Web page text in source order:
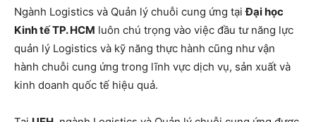
Ngành Logistics và Quản lý chuỗi cung ứng tạiĐại học
Kinh tế TP. HCM luôn chú trọng vào việc đầu tư năng lực
quản lý Logistics và kỹ năng thực hành cũng như vận
hành chuỗi cung ứng trong lĩnh vực dịch vụ, sản xuất và
kinh doanh quốc tế hiệu quả.